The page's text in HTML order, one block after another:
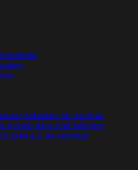
de montres
Airbnb dans tout bâtiment
axée sur les revenus